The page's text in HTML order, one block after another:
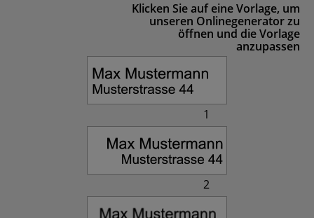
Klicken Sie auf eine Vorlage, um
unseren Onlinegenerator zu
öffnen und die Vorlage
anzupassen
1
2